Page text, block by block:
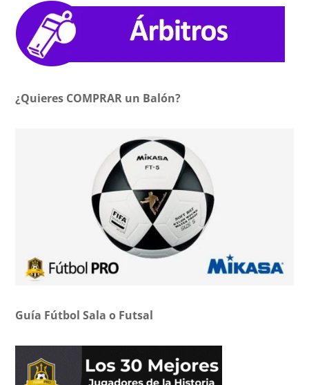
¿Quieres COMPRAR un Balón?
Guía Fútbol Sala o Futsal